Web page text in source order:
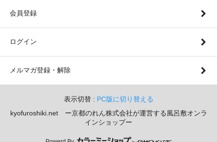
会員登録
ログイン
メルマガ登録・解除
表示切替 : PC版に切り替える
kyofuroshiki.net ー京都のれん株式会社が運営する風呂敷オンラ
インショップー